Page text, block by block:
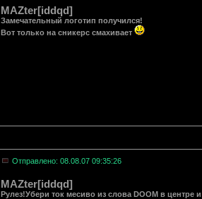
MAZter[iddqd]
Замечательный логотип получился!
Вот только на сникерс смахивает
Отправлено: 08.08.07 09:35:26
MAZter[iddqd]
Рулез!Убери ток месиво из слова DOOM в центре